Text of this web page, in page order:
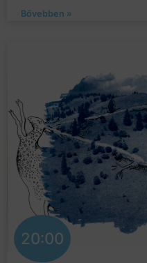
Bővebben »
20:00